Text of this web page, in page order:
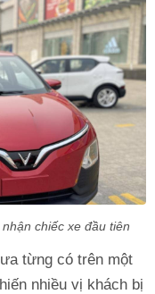
chiếc xe đầu tiên
từng có trên một
nhiều vị khách bị